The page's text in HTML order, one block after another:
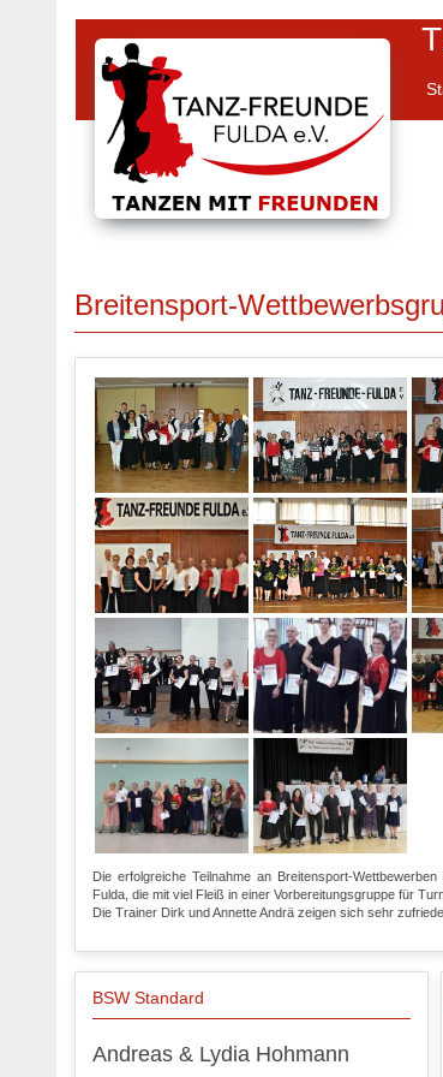
Breitensport-
Die erfolgreiche Teilnahme an Breitensport-
Fulda, die mit viel Fleiß in einer Vorbereitungsgruppe für
Die Trainer Dirk und Annette Andrä zeigen sich sehr
BSW Standard
Andreas & Lydia Hohmann